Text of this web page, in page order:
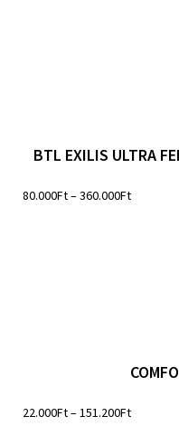
BTL EXILIS ULTRA
80.000Ft–360.000Ft
22.000Ft–151.200Ft